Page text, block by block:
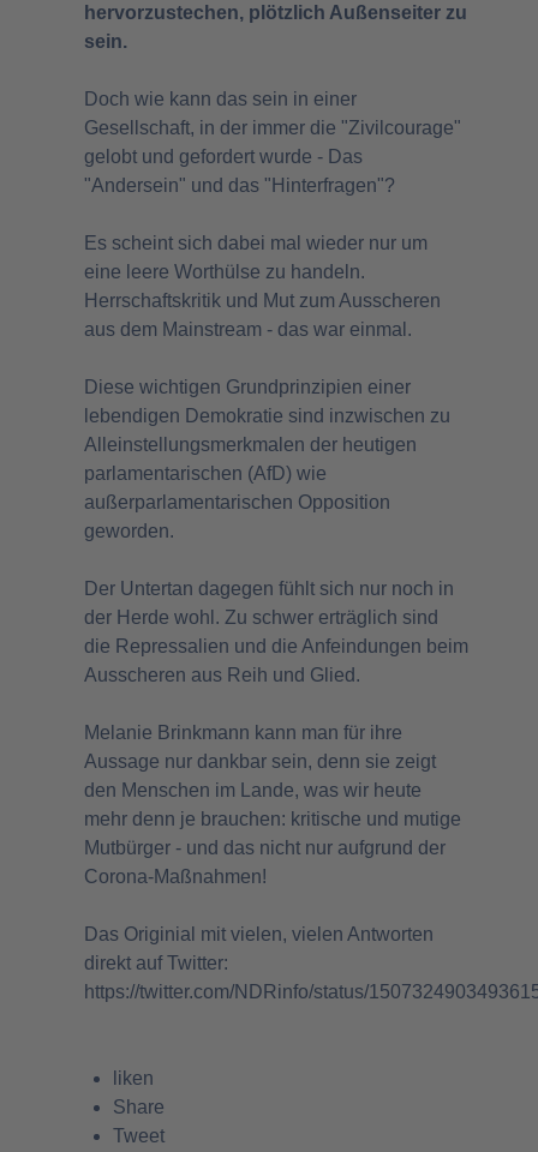
hervorzustechen, plötzlich Außenseiter zu
sein.
Doch wie kann das sein in einer
Gesellschaft, in der immer die "Zivilcourage"
gelobt und gefordert wurde - Das
"Andersein" und das "Hinterfragen"?
Es scheint sich dabei mal wieder nur um
eine leere Worthülse zu handeln.
Herrschaftskritik und Mut zum Ausscheren
aus dem Mainstream - das war einmal.
Diese wichtigen Grundprinzipien einer
lebendigen Demokratie sind inzwischen zu
Alleinstellungsmerkmalen der heutigen
parlamentarischen (AfD) wie
außerparlamentarischen Opposition
geworden.
Der Untertan dagegen fühlt sich nur noch in
der Herde wohl. Zu schwer erträglich sind
die Repressalien und die Anfeindungen beim
Ausscheren aus Reih und Glied.
Melanie Brinkmann kann man für ihre
Aussage nur dankbar sein, denn sie zeigt
den Menschen im Lande, was wir heute
mehr denn je brauchen: kritische und mutige
Mutbürger - und das nicht nur aufgrund der
Corona-Maßnahmen!
Das Originial mit vielen, vielen Antworten
direkt auf Twitter:
https://twitter.com/NDRinfo/status/
liken
Share
Tweet